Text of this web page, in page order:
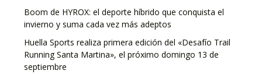
Boom de HYROX: el deporte híbrido que conquista el
invierno y suma cada vez más adeptos
Huella Sports realiza primera edición del «Desafío Trail
Running Santa Martina», el próximo domingo 13 de
septiembre